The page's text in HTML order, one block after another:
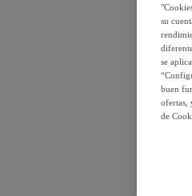
su
se
buen
ofertas,
de